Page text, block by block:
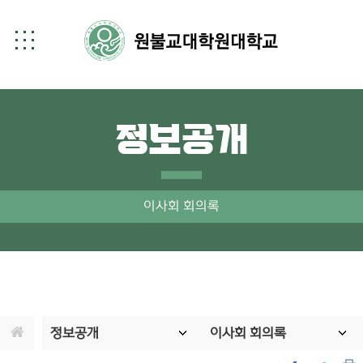
정보공개
이사회 회의록
이사회 회의록
정보공개